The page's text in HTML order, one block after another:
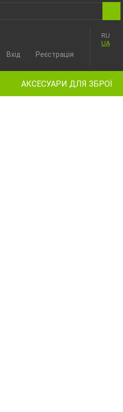
RU
UA
Вхід Реєстрація
АКСЕСУАРИ ДЛЯ ЗБРОЇ